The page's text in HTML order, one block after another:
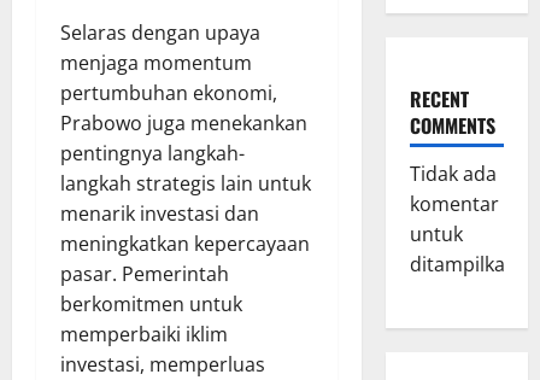
Selaras dengan upaya
menjaga momentum
pertumbuhan ekonomi,
Prabowo juga menekankan
pentingnya langkah-
langkah strategis lain untuk
menarik investasi dan
meningkatkan kepercayaan
pasar. Pemerintah
berkomitmen untuk
memperbaiki iklim
investasi, memperluas
RECENT
COMMENTS
Tidak ada
komentar
untuk
ditampilkan.